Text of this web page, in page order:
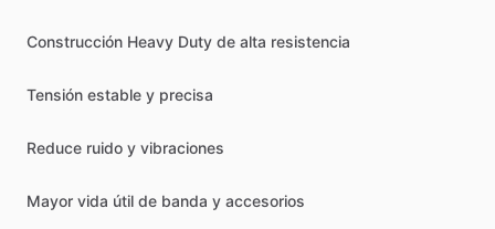
Construcción Heavy Duty de alta resistencia
Tensión estable y precisa
Reduce ruido y vibraciones
Mayor vida útil de banda y accesorios